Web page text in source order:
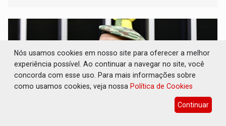
atividade produtiva com a preservação ambiental”
Nós usamos cookies em nosso site para oferecer a melhor
experiência possível. Ao continuar a navegar no site, você
concorda com esse uso. Para mais informações sobre
como usamos cookies, veja nossa Política de Cookies
Continuar